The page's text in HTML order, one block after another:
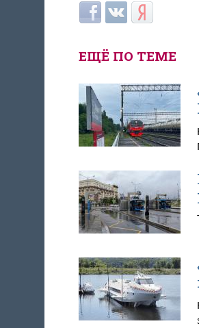
Login with Facebook
Login withLogin with
ЕЩЁ ПО ТЕМЕ